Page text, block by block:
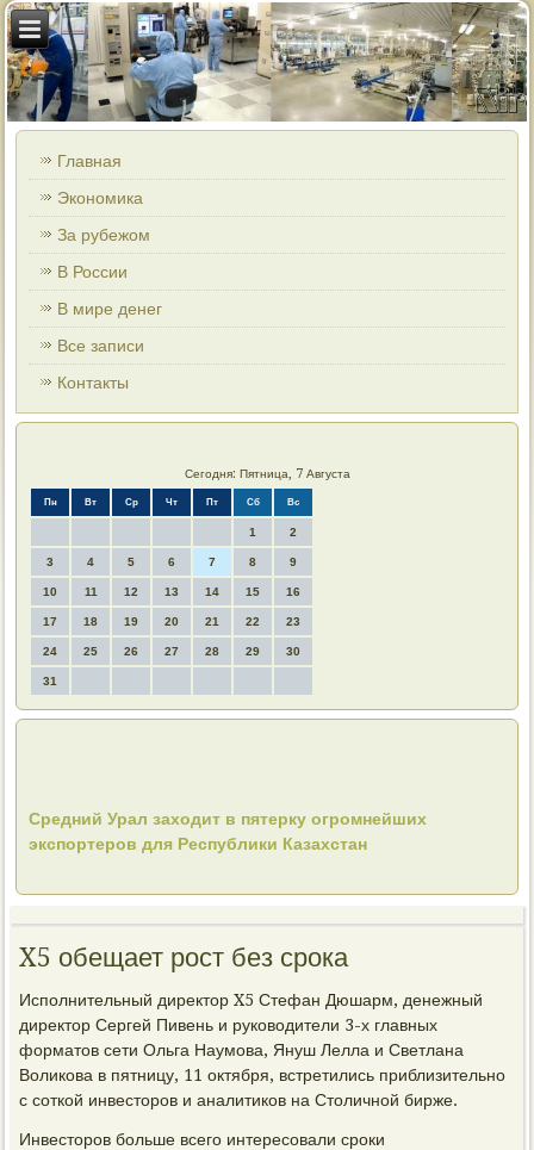
Главная
Экономика
За рубежом
В России
В мире денег
Все записи
Контакты
Сегодня: Пятница, 7 Августа
Пн Вт Ср Чт Пт Сб Вс
1 2
3 4 5 6 7 8 9
10 11 12 13 14 15 16
17 18 19 20 21 22 23
24 25 26 27 28 29 30
31
Средний Урал заходит в пятерку огромнейших
экспортеров для Республики Казахстан
X5 обещает рост без срока
Исполнительный директор X5 Стефан Дюшарм, денежный
директор Сергей Пивень и руководители 3-х главных
форматов сети Ольга Наумова, Януш Лелла и Светлана
Воликова в пятницу, 11 октября, встретились приблизительно
с соткой инвесторов и аналитиков на Столичной бирже.
Инвесторов больше всего интересовали сроки